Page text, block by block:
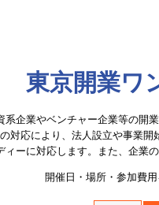
東京開業ワ
企業やベンチャー企業等の開
対応により、法人設立や事業
ィーに対応します。また、企業
開催日・場所・参加費